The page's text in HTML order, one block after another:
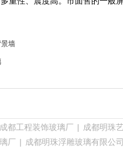
墙
成都工程装饰玻璃厂 | 成都明珠
厂 | 成都明珠浮雕玻璃有限公司